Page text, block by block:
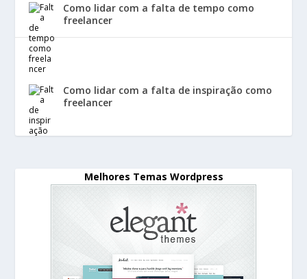
Como lidar com a falta de tempo como
freelancer
Como lidar com a falta de inspiração como
freelancer
Melhores Temas Wordpress